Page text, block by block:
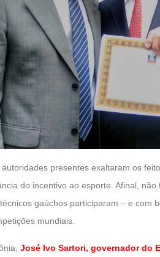
presentes exaltaram os
do incentivo ao esporte. Afinal,
gaúchos participaram – e com
mundiais.
José Ivo Sartori, governador do